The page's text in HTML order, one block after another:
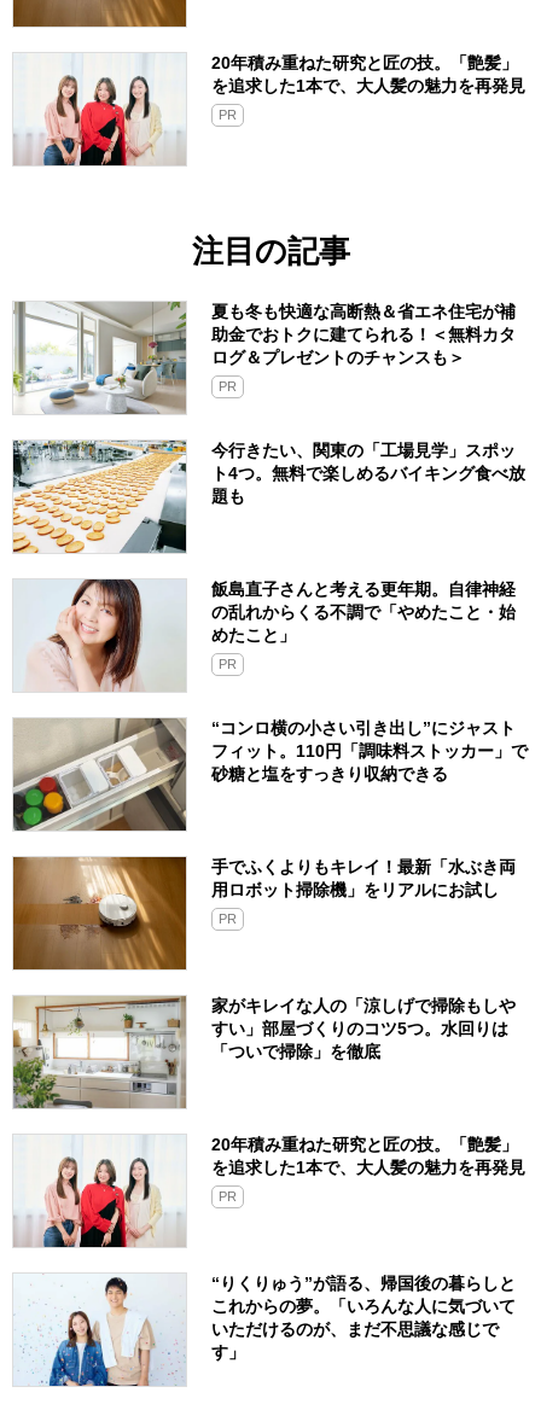
20年積み重ねた研究と匠の技。「艶髪」
を追求した1本で、大人髪の魅力を再発見
PR
注目の記事
夏も冬も快適な高断熱＆省エネ住宅が補
助金でおトクに建てられる！＜無料カタ
ログ＆プレゼントのチャンスも＞
PR
今行きたい、関東の「工場見学」スポッ
ト4つ。無料で楽しめるバイキング食べ放
題も
飯島直子さんと考える更年期。自律神経
の乱れからくる不調で「やめたこと・始
めたこと」
PR
“コンロ横の小さい引き出し”にジャスト
フィット。110円「調味料ストッカー」で
砂糖と塩をすっきり収納できる
手でふくよりもキレイ！最新「水ぶき両
用ロボット掃除機」をリアルにお試し
PR
家がキレイな人の「涼しげで掃除もしや
すい」部屋づくりのコツ5つ。水回りは
「ついで掃除」を徹底
20年積み重ねた研究と匠の技。「艶髪」
を追求した1本で、大人髪の魅力を再発見
PR
“りくりゅう”が語る、帰国後の暮らしと
これからの夢。「いろんな人に気づいて
いただけるのが、まだ不思議な感じで
す」